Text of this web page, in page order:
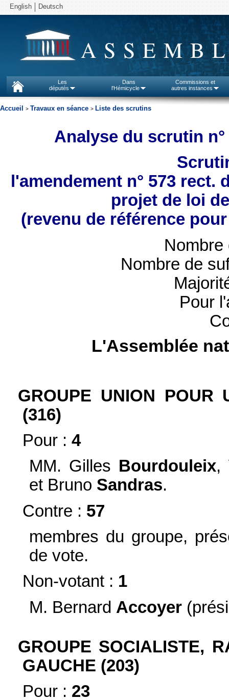
English Deutsch
Les
députés
Dans
l'Hémicycle
Commissions et
autres instances
Accueil > Travaux en séance > Liste des scrutins
Analyse du scrutin n°
l'amendement n° 573 rect.
projet de loi
(revenu de référence
Nombre de
Pour
L'Assemblée
GROUPE UNION POUR
(316)
Pour :4
MM. Gilles Bourdouleix,
et Bruno Sandras.
Contre : 57
membres du groupe,
de vote.
Non-votant : 1
M. Bernard Accoyer
GROUPE SOCIALISTE,
GAUCHE (203)
Pour : 23